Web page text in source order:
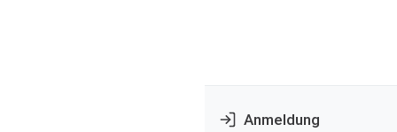
Anmeldung